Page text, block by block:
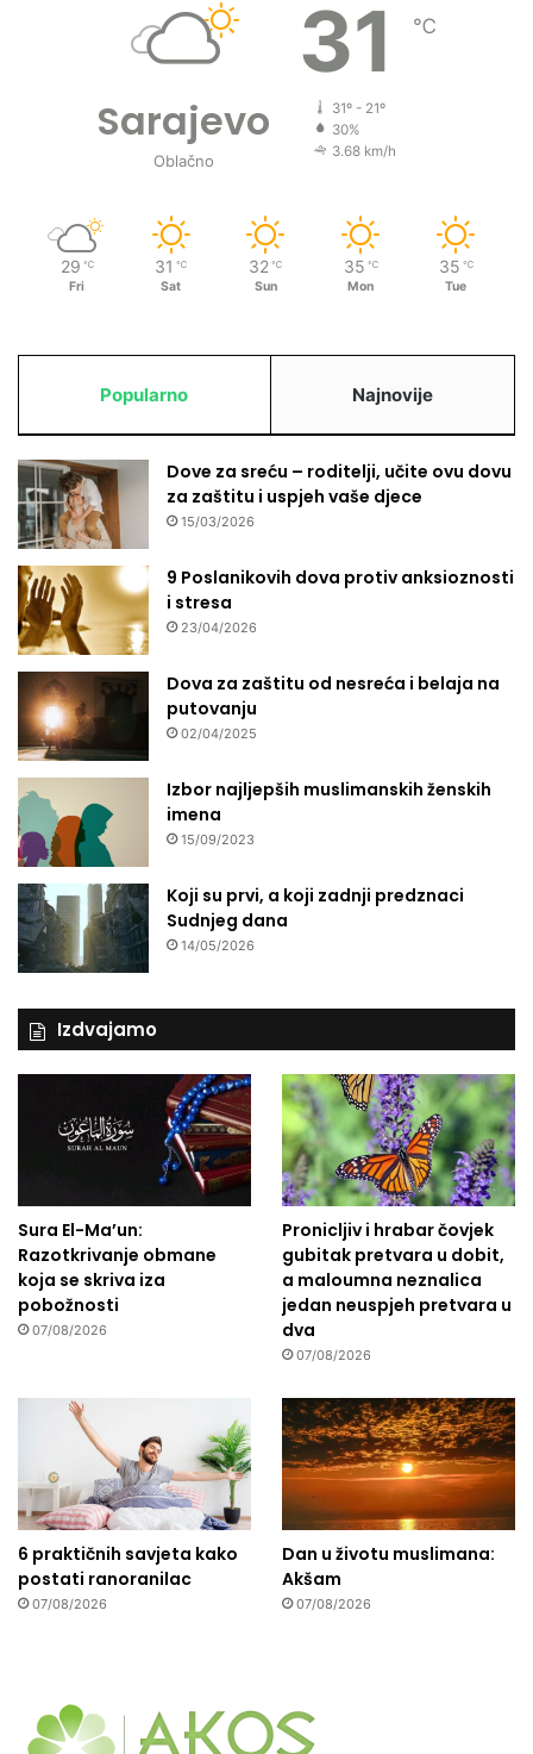
Sarajevo
Oblačno
31 ℃
31º - 21º
30%
3.68 km/h
29 ℃
Fri
31 ℃
Sat
32 ℃
Sun
35 ℃
Mon
35 ℃
Tue
Popularno Najnovije
Dove za sreću – roditelji, učite ovu dovu
za zaštitu i uspjeh vaše djece
15/03/2026
9 Poslanikovih dova protiv anksioznosti
i stresa
23/04/2026
Dova za zaštitu od nesreća i belaja na
putovanju
02/04/2025
Izbor najljepših muslimanskih ženskih
imena
15/09/2023
Koji su prvi, a koji zadnji predznaci
Sudnjeg dana
14/05/2026
Izdvajamo
Sura El-Ma’un:
Razotkrivanje obmane
koja se skriva iza
pobožnosti
07/08/2026
Pronicljiv i hrabar čovjek
gubitak pretvara u dobit,
a maloumna neznalica
jedan neuspjeh pretvara u
dva
07/08/2026
6 praktičnih savjeta kako
postati ranoranilac
07/08/2026
Dan u životu muslimana:
Akšam
07/08/2026